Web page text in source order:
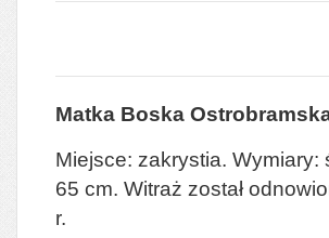
Matka Boska
Miejsce: zakrystia. Wymiary:
65 cm. Witraż został
r.